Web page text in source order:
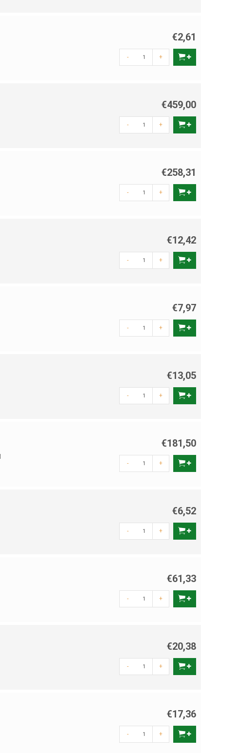
€2,61
- +
€459,00
- +
€258,31
- +
€12,42
- +
€7,97
- +
€13,05
- +
€181,50
- +
€6,52
- +
€61,33
- +
€20,38
- +
€17,36
- +